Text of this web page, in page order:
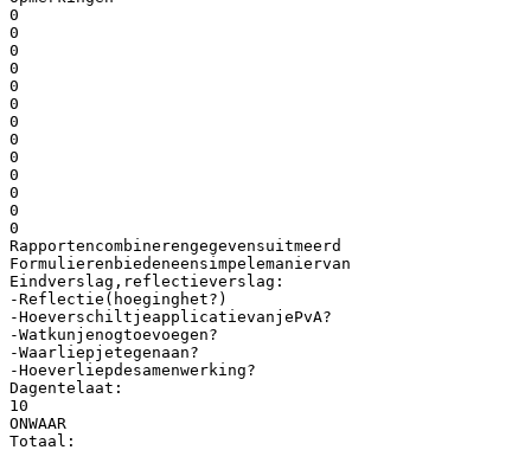
0
0
0
0
0
0
0
0
0
0
0
0
0
Rapportencombinerengegevensuitmeerd
Formulierenbiedeneensimpelemaniervan
Eindverslag,reflectieverslag:
-Reflectie(hoeginghet?)
-HoeverschiltjeapplicatievanjePvA?
-Watkunjenogtoevoegen?
-Waarliepjetegenaan?
-Hoeverliepdesamenwerking?
Dagentelaat:
10
ONWAAR
Totaal: